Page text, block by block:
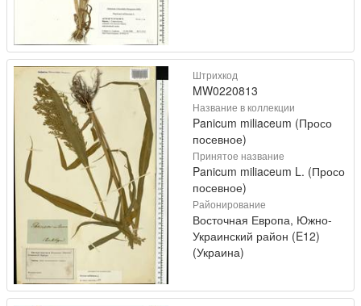
Штрихкод
MW0220813
Название в коллекции
Panicum miliaceum (Просо
посевное)
Принятое название
Panicum miliaceum L. (Просо
посевное)
Районирование
Восточная Европа, Южно-
Украинский район (E12)
(Украина)